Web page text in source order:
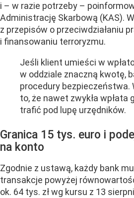
i – w razie potrzeby –
Administrację Skarbową (KAS).
z przepisów o przeciwdziałaniu
i finansowaniu terroryzmu.
Jeśli klient umieści w
w oddziale znaczną kwotę,
procedury bezpieczeństwa.
to, że nawet zwykła wpłata
trafić pod lupę urzędników.
Granica 15 tys. euro i
na konto
Zgodnie z ustawą, każdy bank
transakcje powyżej
ok. 64 tys. zł wg kursu z 13